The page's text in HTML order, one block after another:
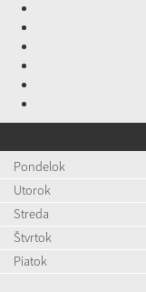
Pondelok
Utorok
Streda
Štvrtok
Piatok